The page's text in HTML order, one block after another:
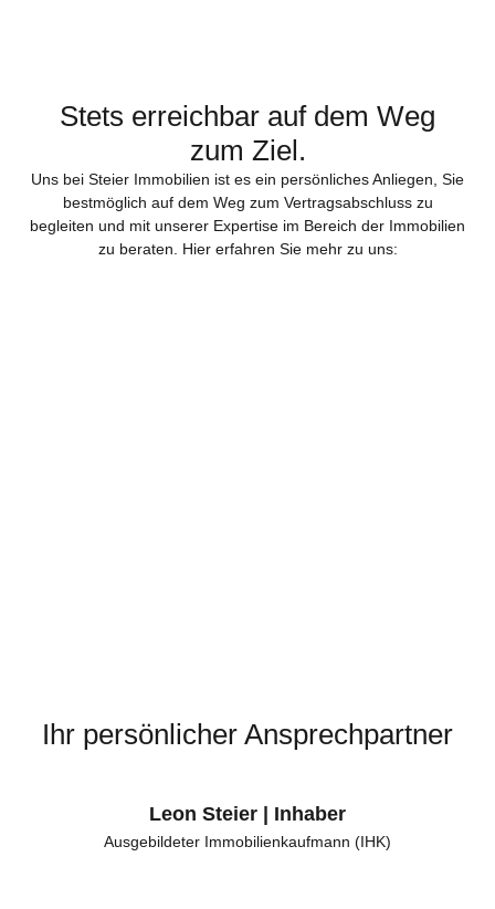
Stets erreichbar auf dem Weg
zum Ziel.
Uns bei Steier Immobilien ist es ein persönliches Anliegen, Sie
bestmöglich auf dem Weg zum Vertragsabschluss zu
begleiten und mit unserer Expertise im Bereich der Immobilien
zu beraten. Hier erfahren Sie mehr zu uns:
Ihr persönlicher Ansprechpartner
Leon Steier | Inhaber
Ausgebildeter Immobilienkaufmann (IHK)